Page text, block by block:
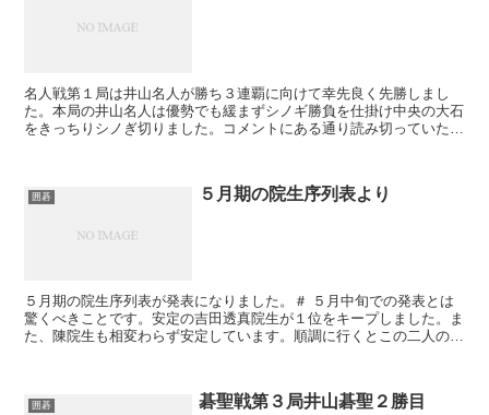
名人戦第１局は井山名人が勝ち３連覇に向けて幸先良く先勝しまし
た。本局の井山名人は優勢でも緩まずシノギ勝負を仕掛け中央の大石
をきっちりシノぎ切りました。コメントにある通り読み切っていた訳
囲碁 ５月期の院生序列表より
５月期の院生序列表が発表になりました。＃ ５月中旬での発表とは
驚くべきことです。安定の吉田透真院生が１位をキープしました。ま
た、陳院生も相変わらず安定しています。順調に行くとこの二人の争
囲碁 碁聖戦第３局井山碁聖２勝目